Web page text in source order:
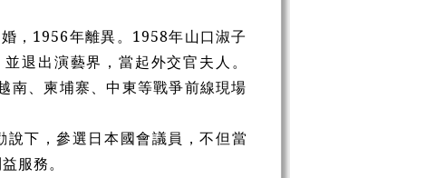
，1956年離異。1958年山口淑子
退出演藝界，當起外交官夫人。
南、柬埔寨、中東等戰爭前線現場
下，參選日本國會議員，不但當
服務。